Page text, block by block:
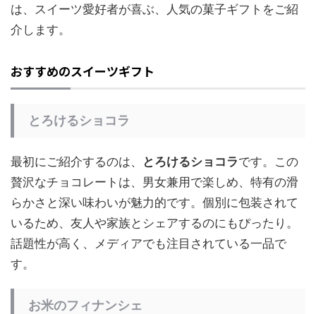
は、スイーツ愛好者が喜ぶ、人気の菓子ギフトをご紹
介します。
おすすめのスイーツギフト
とろけるショコラ
最初にご紹介するのは、 とろけるショコラです。この
贅沢なチョコレートは、男女兼用で楽しめ、特有の滑
らかさと深い味わいが魅力的です。個別に包装されて
いるため、友人や家族とシェアするのにもぴったり。
話題性が高く、メディアでも注目されている一品で
す。
お米のフィナンシェ